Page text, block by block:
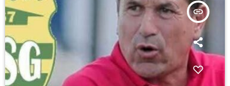
insert_link